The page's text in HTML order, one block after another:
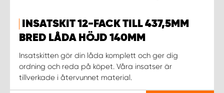
INSATSKIT 12-FACK TILL 437,5MM
BRED LÅDA HÖJD 140MM
Insatskitten gör din låda komplett och ger dig
ordning och reda på köpet. Våra insatser är
tillverkade i återvunnet material.